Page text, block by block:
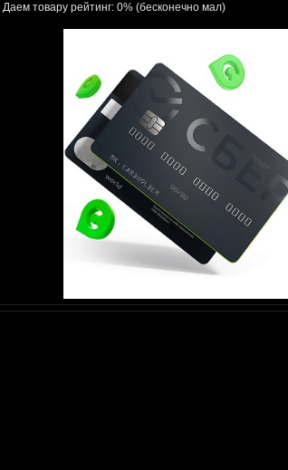
Даем товару рейтинг: 0% (бесконечно мал)